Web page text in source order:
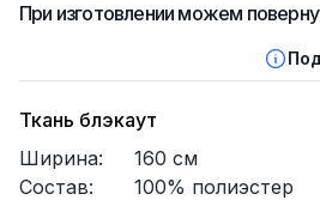
При изготовлении можем
Ткань блэкаут
Ширина:
160 см
Состав:
100% полиэстер